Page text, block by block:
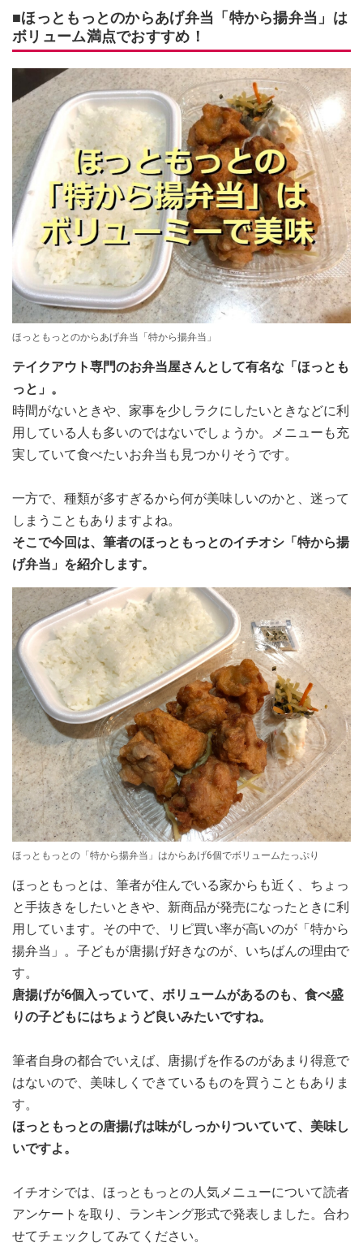
■ほっともっとのからあげ弁当「特から揚弁当」は
ボリューム満点でおすすめ！
ほっともっとのからあげ弁当「特から揚弁当」
テイクアウト専門のお弁当屋さんとして有名な「ほっとも
っと」。
時間がないときや、家事を少しラクにしたいときなどに利
用している人も多いのではないでしょうか。メニューも充
実していて食べたいお弁当も見つかりそうです。
一方で、種類が多すぎるから何が美味しいのかと、迷って
しまうこともありますよね。
そこで今回は、筆者のほっともっとのイチオシ「特から揚
げ弁当」を紹介します。
ほっともっとの「特から揚弁当」はからあげ6個でボリュームたっぷり
ほっともっとは、筆者が住んでいる家からも近く、ちょっ
と手抜きをしたいときや、新商品が発売になったときに利
用しています。その中で、リピ買い率が高いのが「特から
揚弁当」。子どもが唐揚げ好きなのが、いちばんの理由で
す。
唐揚げが6個入っていて、ボリュームがあるのも、食べ盛
りの子どもにはちょうど良いみたいですね。
筆者自身の都合でいえば、唐揚げを作るのがあまり得意で
はないので、美味しくできているものを買うこともありま
す。
ほっともっとの唐揚げは味がしっかりついていて、美味し
いですよ。
イチオシでは、ほっともっとの人気メニューについて読者
アンケートを取り、ランキング形式で発表しました。合わ
せてチェックしてみてください。